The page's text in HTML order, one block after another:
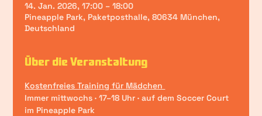
14. Jan. 2026, 17:00 – 18:00
Pineapple Park, Paketposthalle, 80634 München,
Deutschland
Über die Veranstaltung
Kostenfreies Training für Mädchen
Immer mittwochs · 17–18 Uhr · auf dem Soccer Court
im Pineapple Park